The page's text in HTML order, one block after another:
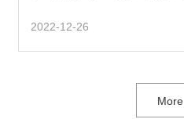
2022-12-26
More